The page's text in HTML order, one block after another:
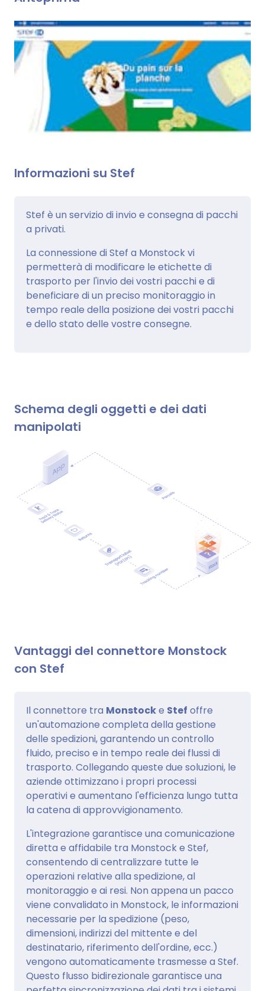
Informazioni su Stef
Stef è un servizio di invio e consegna di pacchi
a privati.
La connessione di Stef a Monstock vi
permetterà di modificare le etichette di
trasporto per l'invio dei vostri pacchi e di
beneficiare di un preciso monitoraggio in
tempo reale della posizione dei vostri pacchi
e dello stato delle vostre consegne.
Schema degli oggetti e dei dati
manipolati
Vantaggi del connettore Monstock
con Stef
Il connettore tra Monstocke Stef offre
un'automazione completa della gestione
delle spedizioni, garantendo un controllo
fluido, preciso e in tempo reale dei flussi di
trasporto. Collegando queste due soluzioni, le
aziende ottimizzano i propri processi
operativi e aumentano l'efficienza lungo tutta
la catena di approvvigionamento.
L'integrazione garantisce una comunicazione
diretta e affidabile tra Monstock e Stef,
consentendo di centralizzare tutte le
operazioni relative alla spedizione, al
monitoraggio e ai resi. Non appena un pacco
viene convalidato in Monstock, le informazioni
necessarie per la spedizione (peso,
dimensioni, indirizzi del mittente e del
destinatario, riferimento dell'ordine, ecc.)
vengono automaticamente trasmesse a Stef.
Questo flusso bidirezionale garantisce una